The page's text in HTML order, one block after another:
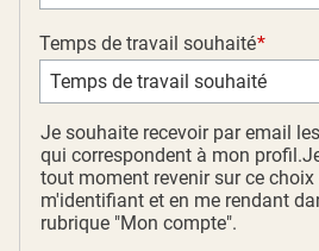
Temps de travail souhaité
Temps de travail souhaité
Je souhaite recevoir par email
qui correspondent à mon
tout moment revenir sur ce choix
m'identifiant et en me rendant
rubrique "Mon compte".